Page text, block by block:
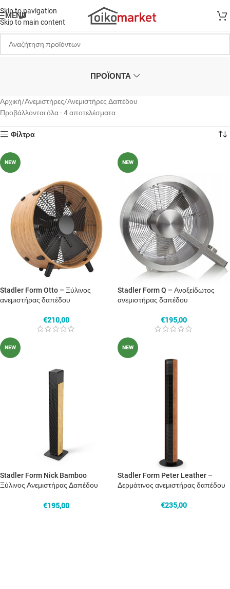
Skip to navigation
Skip to main content
MENU
ΠΡΟΪΟΝΤΑ
Αρχική Ανεμιστήρες Ανεμιστήρες Δαπέδου
Προβάλλονται όλα - 4 αποτελέσματα
Φίλτρα
NEW
Stadler Form Otto – Ξύλινος
ανεμιστήρας δαπέδου
€210,00
NEW
Stadler Form Q – Ανοξείδωτος
ανεμιστήρας δαπέδου
€195,00
NEW
Stadler Form Nick Bamboo
Ξύλινος Ανεμιστήρας Δαπέδου
21×21×95,6cm
€195,00
NEW
Stadler Form Peter Leather –
Δερμάτινος ανεμιστήρας δαπέδου
€235,00